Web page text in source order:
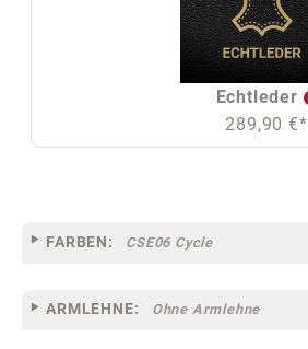
Echtleder
289,90 €*
FARBEN: CSE06 Cycle
ARMLEHNE: Ohne Armlehne